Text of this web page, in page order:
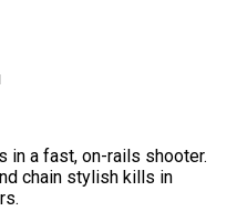
in a fast, on-rails shooter.
chain stylish kills in